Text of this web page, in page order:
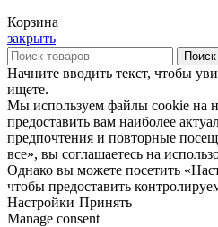
Корзина
закрыть
Поиск
Начните вводить текст, чтобы
ищете.
Мы используем файлы cookie на
предоставить вам наиболее
предпочтения и повторные
все», вы соглашаетесь на
Однако вы можете посетить
чтобы предоставить
Настройки Принять
Manage consent